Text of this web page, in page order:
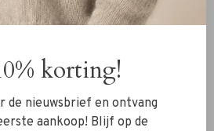
korting!
de nieuwsbrief en ontvang
aankoop! Blijf op de